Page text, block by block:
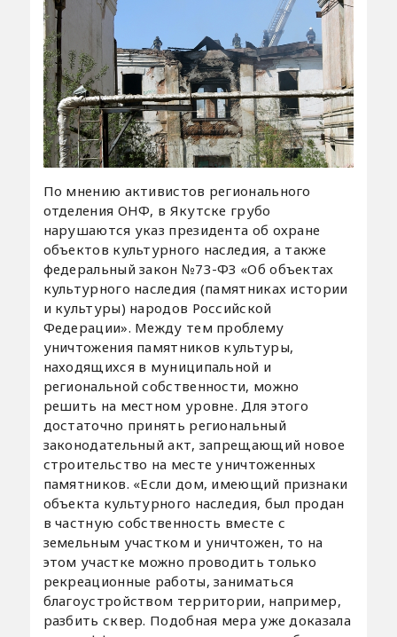
По мнению активистов регионального
отделения ОНФ, в Якутске грубо
нарушаются указ президента об охране
объектов культурного наследия, а также
федеральный закон №73-ФЗ «Об объектах
культурного наследия (памятниках истории
и культуры) народов Российской
Федерации». Между тем проблему
уничтожения памятников культуры,
находящихся в муниципальной и
региональной собственности, можно
решить на местном уровне. Для этого
достаточно принять региональный
законодательный акт, запрещающий новое
строительство на месте уничтоженных
памятников. «Если дом, имеющий признаки
объекта культурного наследия, был продан
в частную собственность вместе с
земельным участком и уничтожен, то на
этом участке можно проводить только
рекреационные работы, заниматься
благоустройством территории, например,
разбить сквер. Подобная мера уже доказала